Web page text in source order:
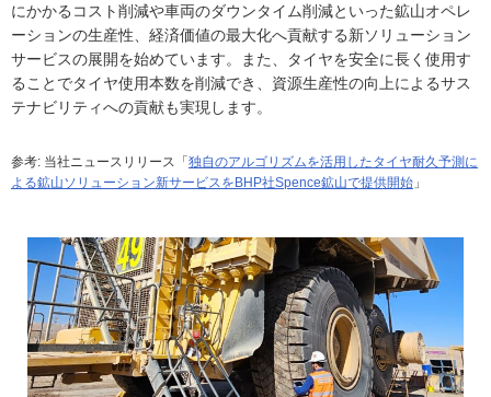
にかかるコスト削減や車両のダウンタイム削減といった鉱山オペレ
ーションの生産性、経済価値の最大化へ貢献する新ソリューション
サービスの展開を始めています。また、タイヤを安全に長く使用す
ることでタイヤ使用本数を削減でき、資源生産性の向上によるサス
テナビリティへの貢献も実現します。
参考: 当社ニュースリリース「独自のアルゴリズムを活用したタイヤ耐久予測に
よる鉱山ソリューション新サービスをBHP社Spence鉱山で提供開始 」